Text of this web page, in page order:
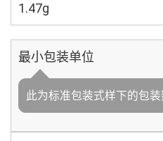
1.47g
最小包装单位
此为标准包装式样下的包装